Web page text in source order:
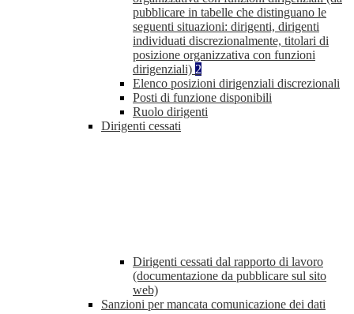
pubblicare in tabelle che distinguano le
seguenti situazioni: dirigenti, dirigenti
individuati discrezionalmente, titolari di
posizione organizzativa con funzioni
dirigenziali) 2
Elenco posizioni dirigenziali discrezionali
Posti di funzione disponibili
Ruolo dirigenti
Dirigenti cessati
Dirigenti cessati dal rapporto di lavoro
(documentazione da pubblicare sul sito
web)
Sanzioni per mancata comunicazione dei dati